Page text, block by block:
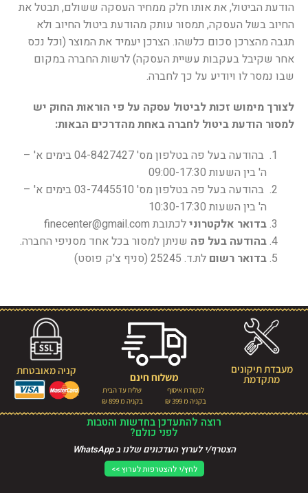
הודעת הביטול, את אותו חלק ממחיר העסקה ששולם, תבטל את
החיוב בשל העסקה, תמסור עותק מהודעת ביטול החיוב ולא
תגבה מהצרכן סכום כלשהו. הצרכן יעמיד את המוצר (וכל נכס
אחר שקיבל בעקבות עשיית העסקה) לרשות החברה במקום
שבו נמסר לו ויודיע על כך לחברה.
לצורך מימוש זכות לביטול עסקה על פי הוראות החוק יש
למסור הודעת ביטול לחברה באחת מהדרכים הבאות:
בהודעה בעל פה בטלפון מס' 04-8427427 בימים א' –
ה' בין השעות 09:00-17:30
בהודעה בעל פה בטלפון מס' 03-7445510 בימים א' –
ה' בין השעות 10:30-17:30
בדואר אלקטרונילכתובת finecenter@gmail.com
בהודעה בעל פה שניתן למסור בכל אחד מסניפי החברה.
בדואר רשום לת.ד. 25245 (סניף צ'ק פוסט)
מעבדת תיקונים
מתקדמת משלוח חינם
לנקודת איסוף
בקניה מ 399 ₪
שליח עד הבית
בקניה מ 899 ₪
קניה מאובטחת
רוצה להתעדכן בחדשות והטבות
לפני כולם?
הצטרף/י לערוץ העדכונים שלנו ב WhatsApp
לחץ/י להצטרפות לערוץ >>